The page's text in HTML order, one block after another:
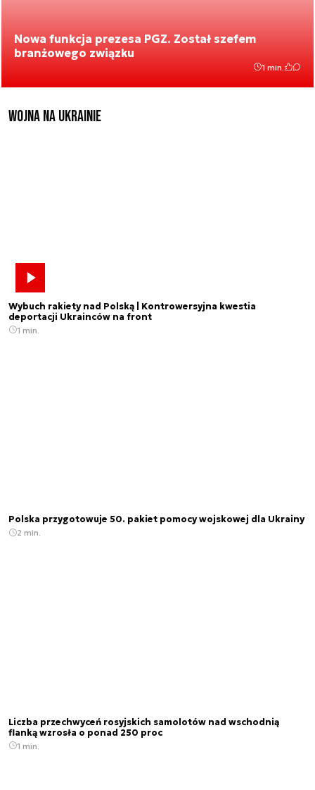
Nowa funkcja prezesa PGZ. Został szefem
branżowego związku
1 min.
Wojna na Ukrainie
Wybuch rakiety nad Polską | Kontrowersyjna kwestia
deportacji Ukrainców na front
1 min.
Polska przygotowuje 50. pakiet pomocy wojskowej dla Ukrainy
2 min.
Liczba przechwyceń rosyjskich samolotów nad wschodnią
flanką wzrosła o ponad 250 proc
1 min.